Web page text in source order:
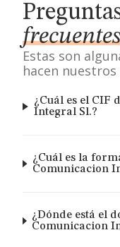
frecuentes
Estas son
hacen
¿Cuál es el CIF
Integral Sl.?
¿Cuál es la
Comunicacion
¿Dónde está el
Comunicacion